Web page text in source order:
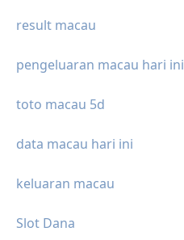
result macau
pengeluaran macau hari ini
toto macau 5d
data macau hari ini
keluaran macau
Slot Dana